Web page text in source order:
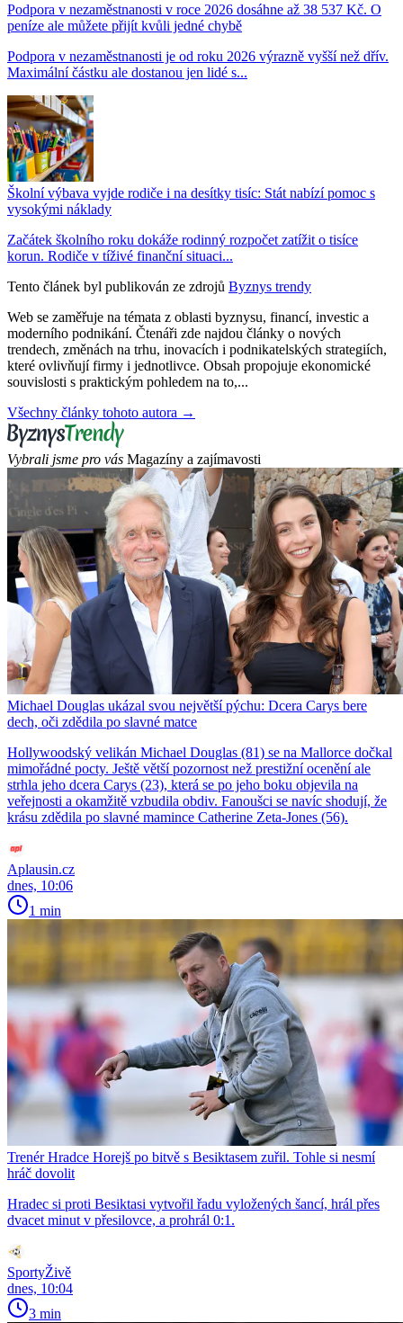
Podpora v nezaměstnanosti v roce 2026 dosáhne až 38 537 Kč. O
peníze ale můžete přijít kvůli jedné chybě
Podpora v nezaměstnanosti je od roku 2026 výrazně vyšší než dřív.
Maximální částku ale dostanou jen lidé s...
Školní výbava vyjde rodiče i na desítky tisíc: Stát nabízí pomoc s
vysokými náklady
Začátek školního roku dokáže rodinný rozpočet zatížit o tisíce
korun. Rodiče v tíživé finanční situaci...
Tento článek byl publikován ze zdrojů Byznys trendy
Web se zaměřuje na témata z oblasti byznysu, financí, investic a
moderního podnikání. Čtenáři zde najdou články o nových
trendech, změnách na trhu, inovacích i podnikatelských strategiích,
které ovlivňují firmy i jednotlivce. Obsah propojuje ekonomické
souvislosti s praktickým pohledem na to,...
Všechny články tohoto autora →
Vybrali jsme pro vás Magazíny a zajímavosti
Michael Douglas ukázal svou největší pýchu: Dcera Carys bere
dech, oči zdědila po slavné matce
Hollywoodský velikán Michael Douglas (81) se na Mallorce dočkal
mimořádné pocty. Ještě větší pozornost než prestižní ocenění ale
strhla jeho dcera Carys (23), která se po jeho boku objevila na
veřejnosti a okamžitě vzbudila obdiv. Fanoušci se navíc shodují, že
krásu zdědila po slavné mamince Catherine Zeta-Jones (56).
Aplausin.cz
dnes, 10:06
1 min
Trenér Hradce Horejš po bitvě s Besiktasem zuřil. Tohle si nesmí
hráč dovolit
Hradec si proti Besiktasi vytvořil řadu vyložených šancí, hrál přes
dvacet minut v přesilovce, a prohrál 0:1.
SportyŽivě
dnes, 10:04
3 min